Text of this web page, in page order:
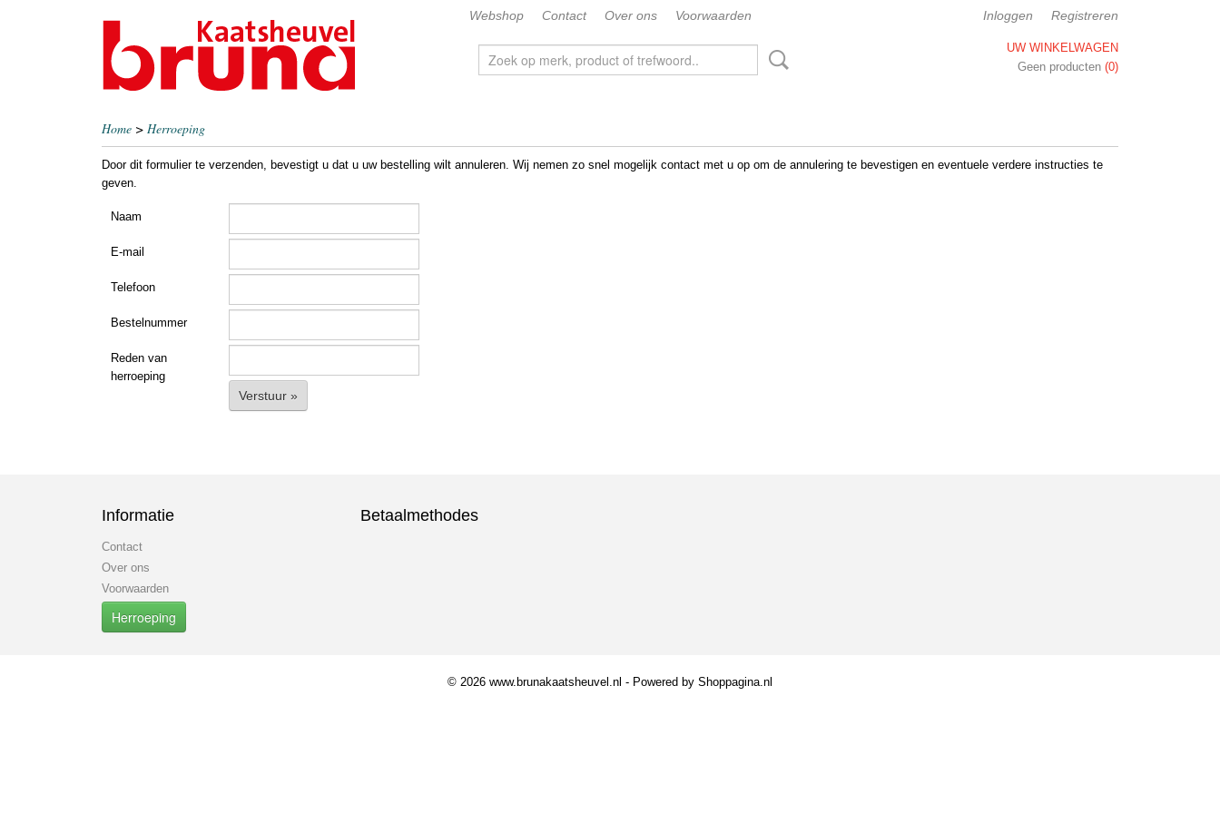
Webshop Contact Over ons Voorwaarden Inloggen Registreren
UW WINKELWAGEN
Geen producten (0)
Home > Herroeping
Door dit formulier te verzenden, bevestigt u dat u uw bestelling wilt annuleren. Wij nemen zo snel mogelijk contact met u op om de annulering te bevestigen en eventuele verdere instructies te
geven.
Naam
E-mail
Telefoon
Bestelnummer
Reden van
herroeping
Verstuur »
Informatie
Contact
Over ons
Voorwaarden
Herroeping
Betaalmethodes
© 2026 www.brunakaatsheuvel.nl - Powered by Shoppagina.nl